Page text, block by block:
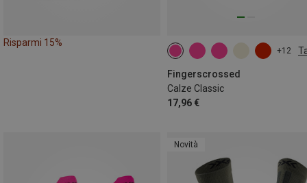
Risparmi 15%
+12
Fingerscrossed
Calze Classic
17,96 €
35|36|37|38
39|40|41|42
43|44|45|46
47|48|49|50
Novità